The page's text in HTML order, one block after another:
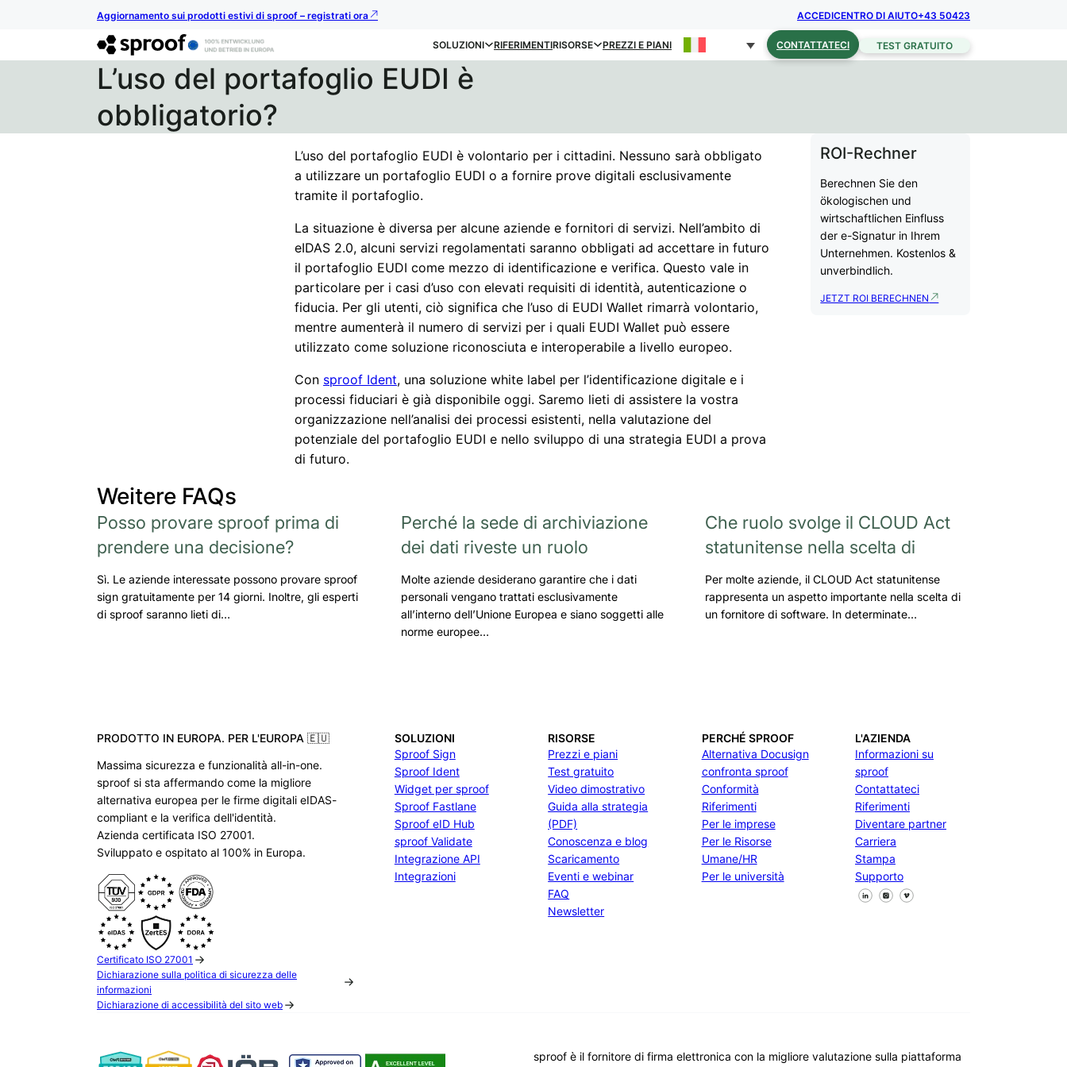
Aggiornamento sui prodotti estivi di sproof – registrati ora ACCEDICENTRO DI AIUTO+43 50423
SOLUZIONI RIFERIMENTIRISORSE PREZZI E PIANI CONTATTATECI TEST GRATUITO
L’uso del portafoglio EUDI è
obbligatorio?
L’uso del portafoglio EUDI è volontario per i cittadini. Nessuno sarà obbligato
a utilizzare un portafoglio EUDI o a fornire prove digitali esclusivamente
tramite il portafoglio.
La situazione è diversa per alcune aziende e fornitori di servizi. Nell’ambito di
eIDAS 2.0, alcuni servizi regolamentati saranno obbligati ad accettare in futuro
il portafoglio EUDI come mezzo di identificazione e verifica. Questo vale in
particolare per i casi d’uso con elevati requisiti di identità, autenticazione o
fiducia. Per gli utenti, ciò significa che l’uso di EUDI Wallet rimarrà volontario,
mentre aumenterà il numero di servizi per i quali EUDI Wallet può essere
utilizzato come soluzione riconosciuta e interoperabile a livello europeo.
Con sproof Ident, una soluzione white label per l’identificazione digitale e i
processi fiduciari è già disponibile oggi. Saremo lieti di assistere la vostra
organizzazione nell’analisi dei processi esistenti, nella valutazione del
potenziale del portafoglio EUDI e nello sviluppo di una strategia EUDI a prova
di futuro.
ROI-Rechner
Berechnen Sie den
ökologischen und
wirtschaftlichen Einfluss
der e-Signatur in Ihrem
Unternehmen. Kostenlos &
unverbindlich.
JETZT ROI BERECHNEN
Weitere FAQs
Posso provare sproof prima di
prendere una decisione?
Sì. Le aziende interessate possono provare sproof
sign gratuitamente per 14 giorni. Inoltre, gli esperti
di sproof saranno lieti di…
Perché la sede di archiviazione
dei dati riveste un ruolo
Molte aziende desiderano garantire che i dati
personali vengano trattati esclusivamente
all’interno dell’Unione Europea e siano soggetti alle
norme europee…
Che ruolo svolge il CLOUD Act
statunitense nella scelta di
Per molte aziende, il CLOUD Act statunitense
rappresenta un aspetto importante nella scelta di
un fornitore di software. In determinate…
PRODOTTO IN EUROPA. PER L'EUROPA 🇪🇺
Massima sicurezza e funzionalità all-in-one.
sproof si sta affermando come la migliore
alternativa europea per le firme digitali eIDAS-
compliant e la verifica dell'identità.
Azienda certificata ISO 27001.
Sviluppato e ospitato al 100% in Europa.
Certificato ISO 27001
Dichiarazione sulla politica di sicurezza delle
informazioni
Dichiarazione di accessibilità del sito web
SOLUZIONI
Sproof Sign
Sproof Ident
Widget per sproof
Sproof Fastlane
Sproof eID Hub
sproof Validate
Integrazione API
Integrazioni
RISORSE
Prezzi e piani
Test gratuito
Video dimostrativo
Guida alla strategia
(PDF)
Conoscenza e blog
Scaricamento
Eventi e webinar
FAQ
Newsletter
PERCHÉ SPROOF
Alternativa Docusign
confronta sproof
Conformità
Riferimenti
Per le imprese
Per le Risorse
Umane/HR
Per le università
L'AZIENDA
Informazioni su
sproof
Contattateci
Riferimenti
Diventare partner
Carriera
Stampa
Supporto
Seguici su Facebook
Seguici su X
Seguici su LinkedIn
sproof è il fornitore di firma elettronica con la migliore valutazione sulla piattaforma